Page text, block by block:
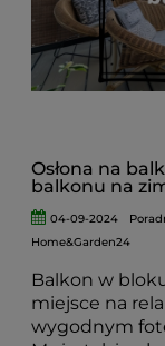
Osłona na
balkonu na
04-09-2024
Home&Garden24
Balkon w
miejsce na
wygodnym